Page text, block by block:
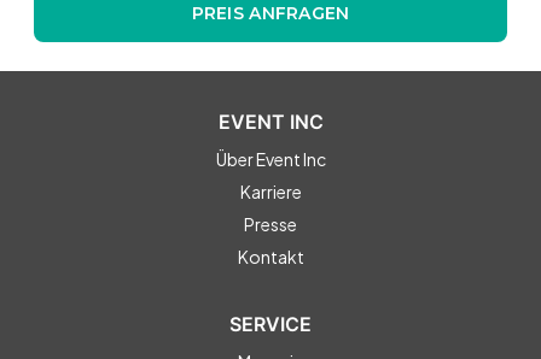
PREIS ANFRAGEN
EVENT INC
Über Event Inc
Karriere
Presse
Kontakt
SERVICE